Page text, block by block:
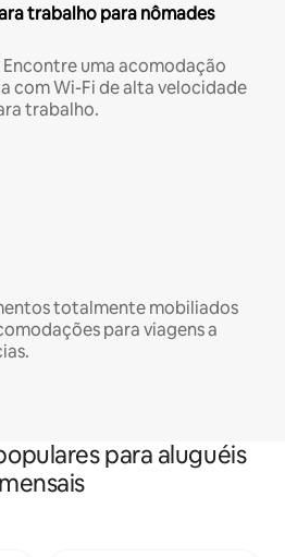
trabalho para nômades
uma acomodação
com Wi-Fi de alta velocidade
trabalho.
totalmente mobiliados
para viagens a
para aluguéis
mensais